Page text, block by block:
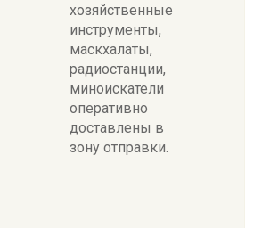
хозяйственные
инструменты,
маскхалаты,
радиостанции,
миноискатели
оперативно
доставлены в
зону отправки.